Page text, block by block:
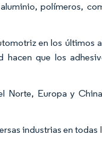
polímeros,
en los últimos
que los
Norte, Europa y
industrias en todas